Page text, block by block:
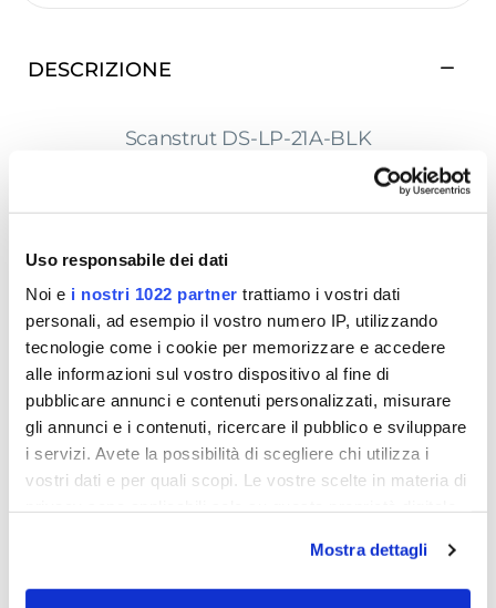
Uso responsabile dei dati
Noi e i nostri 1022 partner trattiamo i vostri dati
personali, ad esempio il vostro numero IP, utilizzando
tecnologie come i cookie per memorizzare e accedere
alle informazioni sul vostro dispositivo al fine di
pubblicare annunci e contenuti personalizzati, misurare
gli annunci e i contenuti, ricercare il pubblico e sviluppare
i servizi. Avete la possibilità di scegliere chi utilizza i
vostri dati e per quali scopi. Le vostre scelte in materia di
modificare o revocare il proprio consenso in qualsiasi
momento dalla Dichiarazione sui cookie o facendo clic
Mostra dettagli
DESCRIZIONE
Scanstrut DS-LP-21A-BLK
Guarnizione per cavi a basso profilo IP68
garantendo una soluzione compatta e a basso
profilo che non solo migliora l'estetica, ma
garantisce anche un'installazione impermeabile
al 100%.
SCHEDA TECNICA
RICHIEDI INFORMAZIONI